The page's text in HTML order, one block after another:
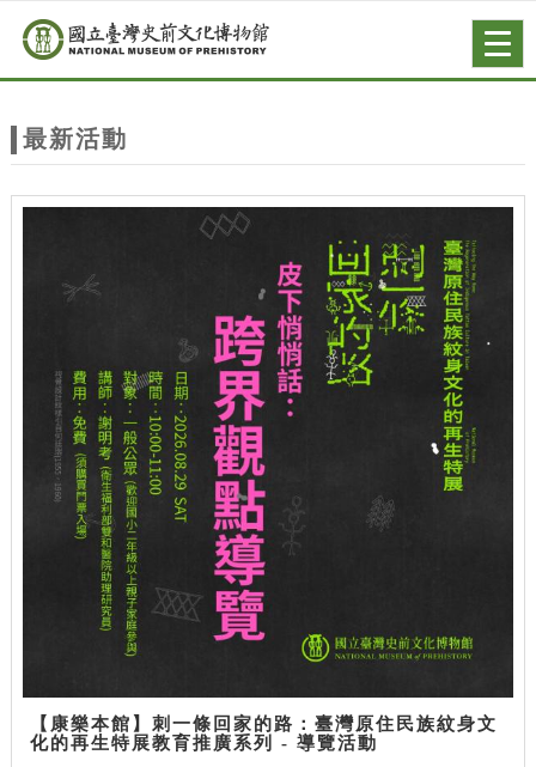
站
主
跳到主要內容
網站導覽
最新活動
【康樂本館】刺一條回家的路：臺灣原住民族紋身文
化的再生特展教育推廣系列 - 導覽活動